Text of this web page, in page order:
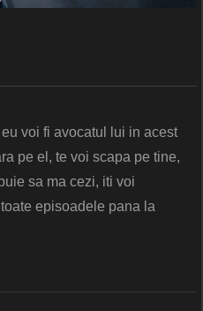
voi fi avocatul lui in acest
pe el, te voi scapa pe tine,
sa ma cezi, iti voi
episoadele pana la